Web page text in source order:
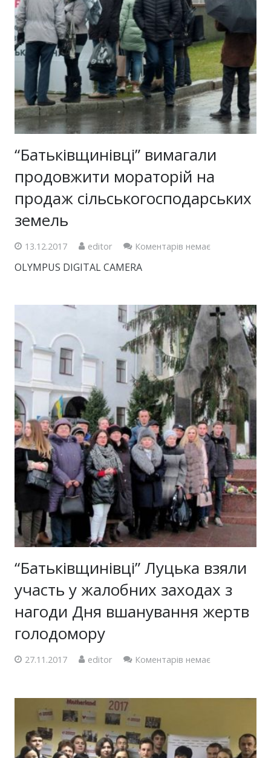
“Батьківщинівці” вимагали
продовжити мораторій на
продаж сільськогосподарських
земель
13.12.2017 editor Коментарів немає
OLYMPUS DIGITAL CAMERA
“Батьківщинівці” Луцька взяли
участь у жалобних заходах з
нагоди Дня вшанування жертв
голодомору
27.11.2017 editor Коментарів немає